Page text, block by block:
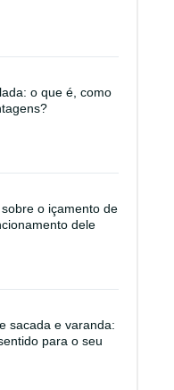
o que é, como
o içamento de
dele
sacada e varanda:
para o seu